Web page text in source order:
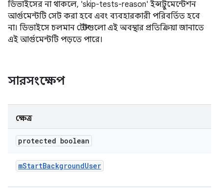
ডিভাইসের না থাকলে, 'skip-tests-reason' ইন্সট্রুমেন্টেশন
আর্গুমেন্টটি সেট করা হবে এবং ব্যবহারকারী পরিবর্তিত হবে
না। ডিভাইসে চলমান টেস্টগুলো এই অবস্থার প্রতিক্রিয়া জানাতে
এই আর্গুমেন্টটি পড়তে পারে।
সারসংক্ষেপ
ক্ষেত্র
protected boolean
mStartBackgroundUser